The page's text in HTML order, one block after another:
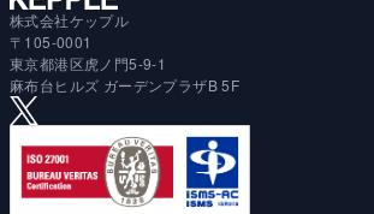
株式会社ケップル
〒105-0001
東京都港区虎ノ門5-9-1
麻布台ヒルズ ガーデンプラザB 5F